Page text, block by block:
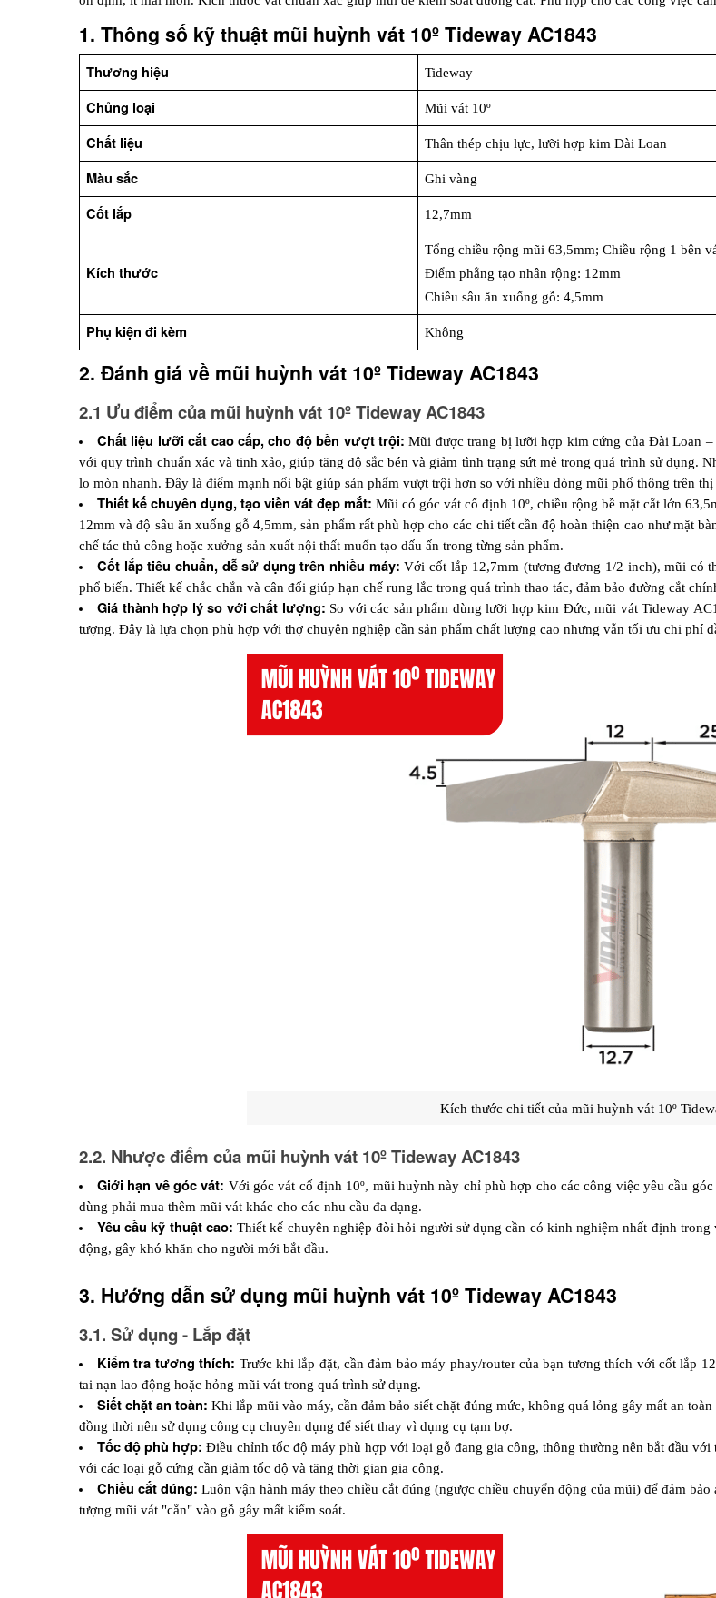
1. Thông số kỹ thuật mũi huỳnh vát 10º Tideway AC1843
Thương hiệu Tideway
Chủng loại Mũi vát 10º
Chất liệu Thân thép chịu lực, lưỡi hợp kim Đài Loan
Màu sắc Ghi vàng
Cốt lắp 12,7mm
Kích thước
Tổng chiều rộng mũi 63,5mm; Chiều rộng 1 bên
Điểm phẳng tạo nhân rộng: 12mm
Chiều sâu ăn xuống gỗ: 4,5mm
Phụ kiện đi kèm Không
2. Đánh giá về mũi huỳnh vát 10º Tideway AC1843
2.1 Ưu điểm của mũi huỳnh vát 10º Tideway AC1843
Chất liệu lưỡi cắt cao cấp, cho độ bền vượt trội: Mũi được trang bị lưỡi hợp kim cứng của Đài Loan
với quy trình chuẩn xác và tinh xảo, giúp tăng độ sắc bén và giảm tình trạng sứt mẻ trong quá trình sử dụng.
lo mòn nhanh. Đây là điểm mạnh nổi bật giúp sản phẩm vượt trội hơn so với nhiều dòng mũi phổ thông trên thị
Thiết kế chuyên dụng, tạo viền vát đẹp mắt: Mũi có góc vát cố định 10º, chiều rộng bề mặt cắt lớn
12mm và độ sâu ăn xuống gỗ 4,5mm, sản phẩm rất phù hợp cho các chi tiết cần độ hoàn thiện cao như mặt
chế tác thủ công hoặc xưởng sản xuất nội thất muốn tạo dấu ấn trong từng sản phẩm.
Cốt lắp tiêu chuẩn, dễ sử dụng trên nhiều máy: Với cốt lắp 12,7mm (tương đương 1/2 inch), mũi có
phổ biến. Thiết kế chắc chắn và cân đối giúp hạn chế rung lắc trong quá trình thao tác, đảm bảo đường cắt
Giá thành hợp lý so với chất lượng: So với các sản phẩm dùng lưỡi hợp kim Đức, mũi vát Tideway
tượng. Đây là lựa chọn phù hợp với thợ chuyên nghiệp cần sản phẩm chất lượng cao nhưng vẫn tối ưu chi phí
Kích thước chi tiết của mũi huỳnh vát 10º
2.2. Nhược điểm của mũi huỳnh vát 10º Tideway AC1843
Giới hạn về góc vát: Với góc vát cố định 10º, mũi huỳnh này chỉ phù hợp cho các công việc yêu cầu
dùng phải mua thêm mũi vát khác cho các nhu cầu đa dạng.
Yêu cầu kỹ thuật cao: Thiết kế chuyên nghiệp đòi hỏi người sử dụng cần có kinh nghiệm nhất định
động, gây khó khăn cho người mới bắt đầu.
3. Hướng dẫn sử dụng mũi huỳnh vát 10º Tideway AC1843
3.1. Sử dụng - Lắp đặt
Kiểm tra tương thích: Trước khi lắp đặt, cần đảm bảo máy phay/router của bạn tương thích với cốt lắp
tai nạn lao động hoặc hỏng mũi vát trong quá trình sử dụng.
Siết chặt an toàn: Khi lắp mũi vào máy, cần đảm bảo siết chặt đúng mức, không quá lỏng gây mất an
đồng thời nên sử dụng công cụ chuyên dụng để siết thay vì dụng cụ tạm bợ.
Tốc độ phù hợp: Điều chỉnh tốc độ máy phù hợp với loại gỗ đang gia công, thông thường nên bắt đầu
với các loại gỗ cứng cần giảm tốc độ và tăng thời gian gia công.
Chiều cắt đúng: Luôn vận hành máy theo chiều cắt đúng (ngược chiều chuyển động của mũi) để đảm
tượng mũi vát "cắn" vào gỗ gây mất kiểm soát.